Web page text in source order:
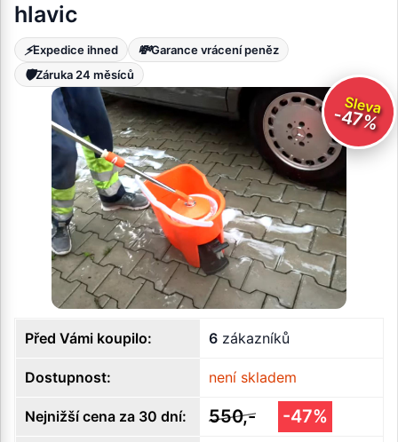
hlavic
⚡Expedice ihned 💸Garance vrácení peněz
🛡️Záruka 24 měsíců
Sleva
-47%
Před Vámi koupilo: 6 zákazníků
Dostupnost: není skladem
Nejnižší cena za 30 dní: 550,- -47%